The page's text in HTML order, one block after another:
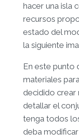
hacer una isla
recursos
estado del
la siguiente
En este punto
materiales
decidido crear
detallar el
tenga todos
deba